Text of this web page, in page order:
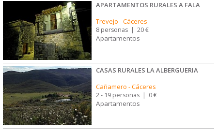
APARTAMENTOS RURALES A FALA
Trevejo -Cáceres
8 personas | 20 €
Apartamentos
CASAS RURALES LA ALBERGUERIA
Cañamero -Cáceres
2 - 19 personas | 0 €
Apartamentos